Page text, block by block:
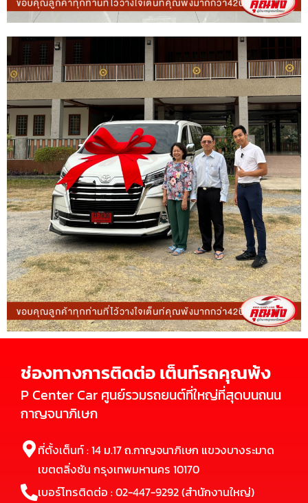
ช่องทางการติดต่อ เต็นท์รถคุณพ้ง
P Center Car ศูนย์รวมรถยนต์ที่ใหญ่ที่สุดบนถนน
กาญจนาภิเษก
ที่ตั้งเต็นท์ : 14 ม.17 ถ.กาญจนาภิเษก แขวงบางระมาด
เขตตลิ่งชัน กรุงเทพมหานคร 10170
เบอร์โทรติดต่อ : 02-447-9292 (สำนักงานใหญ่)